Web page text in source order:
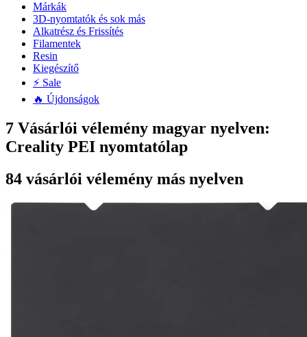
Márkák
3D-nyomtatók és sok más
Alkatrész és Frissítés
Filamentek
Resin
Kiegészítő
⚡ Sale
🔥 Újdonságok
7 Vásárlói vélemény magyar nyelven:
Creality PEI nyomtatólap
84 vásárlói vélemény más nyelven